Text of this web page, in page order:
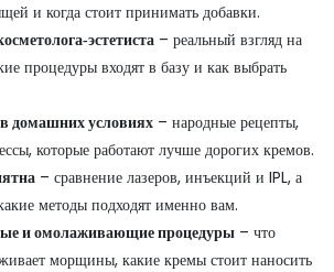
и когда стоит принимать добавки.
– реальный взгляд на
процедуры входят в базу и как выбрать
домашних условиях – народные рецепты,
которые работают лучше дорогих кремов.
– сравнение лазеров, инъекций и IPL, а
методы подходят именно вам.
и омолаживающие процедуры – что
морщины, какие кремы стоит наносить